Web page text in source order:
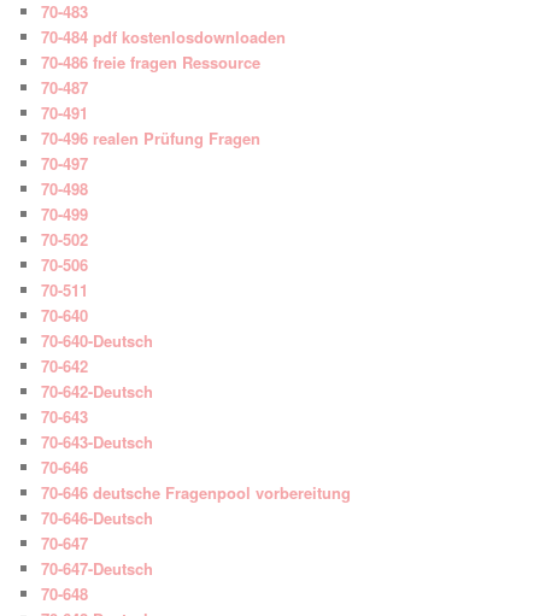
70-483
70-484 pdf kostenlosdownloaden
70-486 freie fragen Ressource
70-487
70-491
70-496 realen Prüfung Fragen
70-497
70-498
70-499
70-502
70-506
70-511
70-640
70-640-Deutsch
70-642
70-642-Deutsch
70-643
70-643-Deutsch
70-646
70-646 deutsche Fragenpool vorbereitung
70-646-Deutsch
70-647
70-647-Deutsch
70-648